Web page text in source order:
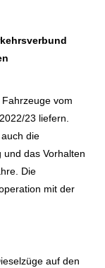
vom
23 liefern.
die
und das Vorhalten
Die
mit der
auf den